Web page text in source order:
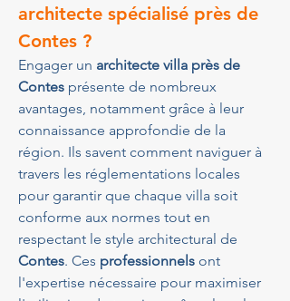
architecte spécialisé près de
Contes ?
Engager un architecte villa près de
Contes présente de nombreux
avantages, notamment grâce à leur
connaissance approfondie de la
région. Ils savent comment naviguer à
travers les réglementations locales
pour garantir que chaque villa soit
conforme aux normes tout en
respectant le style architectural de
Contes. Ces professionnels ont
l'expertise nécessaire pour maximiser